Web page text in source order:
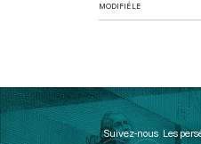
MODIFIÉ LE
Suivez-nous Les